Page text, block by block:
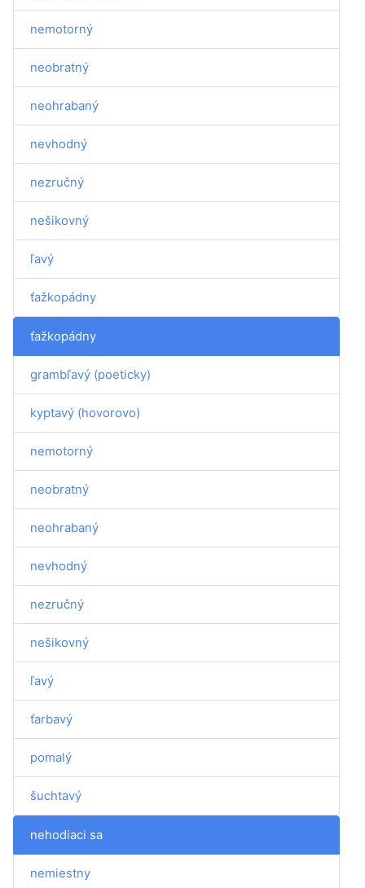
nemotorný
neobratný
neohrabaný
nevhodný
nezručný
nešikovný
ľavý
ťažkopádny
ťažkopádny
grambľavý (poeticky)
kyptavý (hovorovo)
nemotorný
neobratný
neohrabaný
nevhodný
nezručný
nešikovný
ľavý
ťarbavý
pomalý
šuchtavý
nehodiaci sa
nemiestny